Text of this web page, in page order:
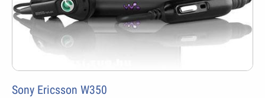
Sony Ericsson W350